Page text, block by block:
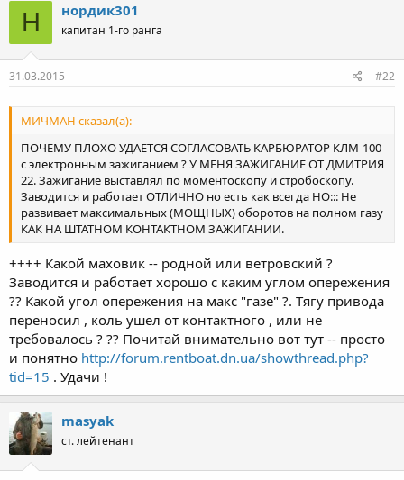
Н нордик301
капитан 1-го ранга
31.03.2015 #22
МИЧМАН сказал(а):
ПОЧЕМУ ПЛОХО УДАЕТСЯ СОГЛАСОВАТЬ КАРБЮРАТОР КЛМ-100
с электронным зажиганием ? У МЕНЯ ЗАЖИГАНИЕ ОТ ДМИТРИЯ
22. Зажигание выставлял по моментоскопу и стробоскопу.
Заводится и работает ОТЛИЧНО но есть как всегда НО::: Не
развивает максимальных (МОЩНЫХ) оборотов на полном газу
КАК НА ШТАТНОМ КОНТАКТНОМ ЗАЖИГАНИИ.
++++ Какой маховик -- родной или ветровский ?
Заводится и работает хорошо с каким углом опережения
?? Какой угол опережения на макс "газе" ?. Тягу привода
переносил , коль ушел от контактного , или не
требовалось ? ?? Почитай внимательно вот тут -- просто
и понятно http://forum.rentboat.dn.ua/showthread.php?
tid=15 . Удачи !
masyak
ст. лейтенант